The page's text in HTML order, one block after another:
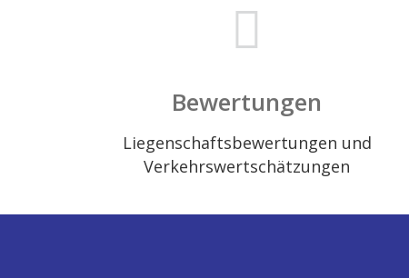
Bewertungen
Liegenschaftsbewertungen und
Verkehrswertschätzungen